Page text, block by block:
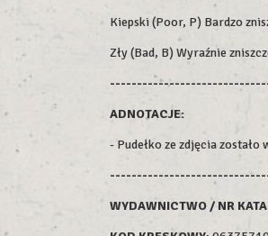
Kiepski (Poor, P) Bardzo
Zły (Bad, B) Wyraźnie
ADNOTACJE:
- Pudełko ze zdjęcia zostało
WYDAWNICTWO / NR